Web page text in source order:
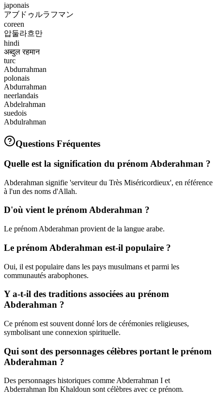
japonais
アブドゥルラフマン
coreen
압둘라흐만
hindi
अब्दुल रहमान
turc
Abdurrahman
polonais
Abdurrahman
neerlandais
Abdelrahman
suedois
Abdulrahman
Questions Fréquentes
Quelle est la signification du prénom Abderahman ?
Abderahman signifie 'serviteur du Très Miséricordieux', en référence
à l'un des noms d'Allah.
D'où vient le prénom Abderahman ?
Le prénom Abderahman provient de la langue arabe.
Le prénom Abderahman est-il populaire ?
Oui, il est populaire dans les pays musulmans et parmi les
communautés arabophones.
Y a-t-il des traditions associées au prénom
Abderahman ?
Ce prénom est souvent donné lors de cérémonies religieuses,
symbolisant une connexion spirituelle.
Qui sont des personnages célèbres portant le prénom
Abderahman ?
Des personnages historiques comme Abderrahman I et
Abderrahman Ibn Khaldoun sont célèbres avec ce prénom.